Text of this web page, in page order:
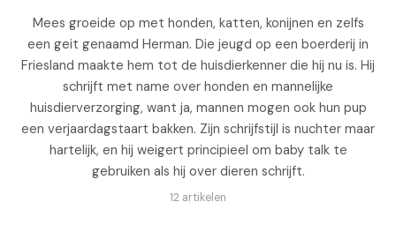
Mees groeide op met honden, katten, konijnen en zelfs
een geit genaamd Herman. Die jeugd op een boerderij in
Friesland maakte hem tot de huisdierkenner die hij nu is. Hij
schrijft met name over honden en mannelijke
huisdierverzorging, want ja, mannen mogen ook hun pup
een verjaardagstaart bakken. Zijn schrijfstijl is nuchter maar
hartelijk, en hij weigert principieel om baby talk te
gebruiken als hij over dieren schrijft.
12 artikelen